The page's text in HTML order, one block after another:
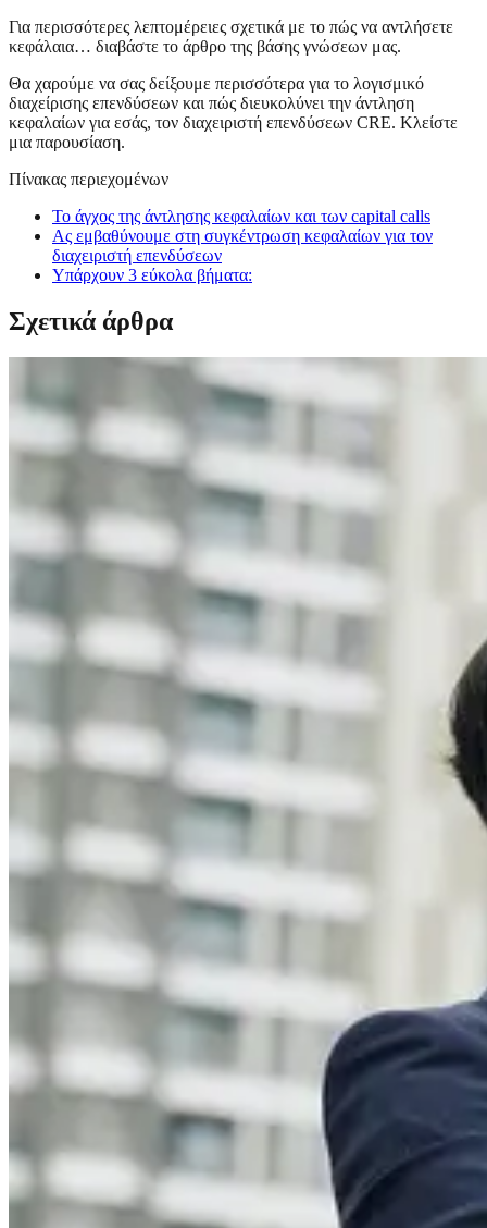
Για περισσότερες λεπτομέρειες σχετικά με το πώς να αντλήσετε
κεφάλαια… διαβάστε το άρθρο της βάσης γνώσεων μας.
Θα χαρούμε να σας δείξουμε περισσότερα για το λογισμικό
διαχείρισης επενδύσεων και πώς διευκολύνει την άντληση
κεφαλαίων για εσάς, τον διαχειριστή επενδύσεων CRE. Κλείστε
μια παρουσίαση.
Πίνακας περιεχομένων
Το άγχος της άντλησης κεφαλαίων και των capital calls
Ας εμβαθύνουμε στη συγκέντρωση κεφαλαίων για τον
διαχειριστή επενδύσεων
Υπάρχουν 3 εύκολα βήματα:
Σχετικά άρθρα